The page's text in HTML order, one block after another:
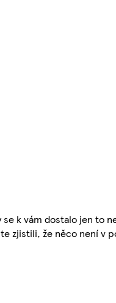
k vám dostalo jen to
zjistili, že něco není v